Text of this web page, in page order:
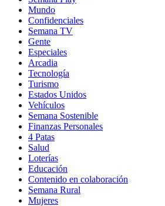
Mundo
Confidenciales
Semana TV
Gente
Especiales
Arcadia
Tecnología
Turismo
Estados Unidos
Vehículos
Semana Sostenible
Finanzas Personales
4 Patas
Salud
Loterías
Educación
Contenido en colaboración
Semana Rural
Mujeres